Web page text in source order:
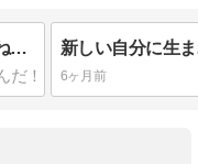
パニック障害、映画館が苦手ですよね［パニック障害完治・改善］
6ヶ月前